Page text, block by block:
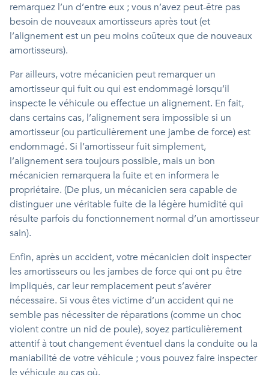
remarquez l’un d’entre eux ; vous n’avez peut-être pas
besoin de nouveaux amortisseurs après tout (et
l’alignement est un peu moins coûteux que de nouveaux
amortisseurs).
Par ailleurs, votre mécanicien peut remarquer un
amortisseur qui fuit ou qui est endommagé lorsqu’il
inspecte le véhicule ou effectue un alignement. En fait,
dans certains cas, l’alignement sera impossible si un
amortisseur (ou particulièrement une jambe de force) est
endommagé. Si l’amortisseur fuit simplement,
l’alignement sera toujours possible, mais un bon
mécanicien remarquera la fuite et en informera le
propriétaire. (De plus, un mécanicien sera capable de
distinguer une véritable fuite de la légère humidité qui
résulte parfois du fonctionnement normal d’un amortisseur
sain).
Enfin, après un accident, votre mécanicien doit inspecter
les amortisseurs ou les jambes de force qui ont pu être
impliqués, car leur remplacement peut s’avérer
nécessaire. Si vous êtes victime d’un accident qui ne
semble pas nécessiter de réparations (comme un choc
violent contre un nid de poule), soyez particulièrement
attentif à tout changement éventuel dans la conduite ou la
maniabilité de votre véhicule ; vous pouvez faire inspecter